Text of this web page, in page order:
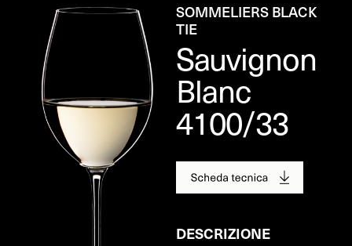
SOMMELIERS BLACK
TIE
Sauvignon
Blanc
4100/33
DESCRIZIONE